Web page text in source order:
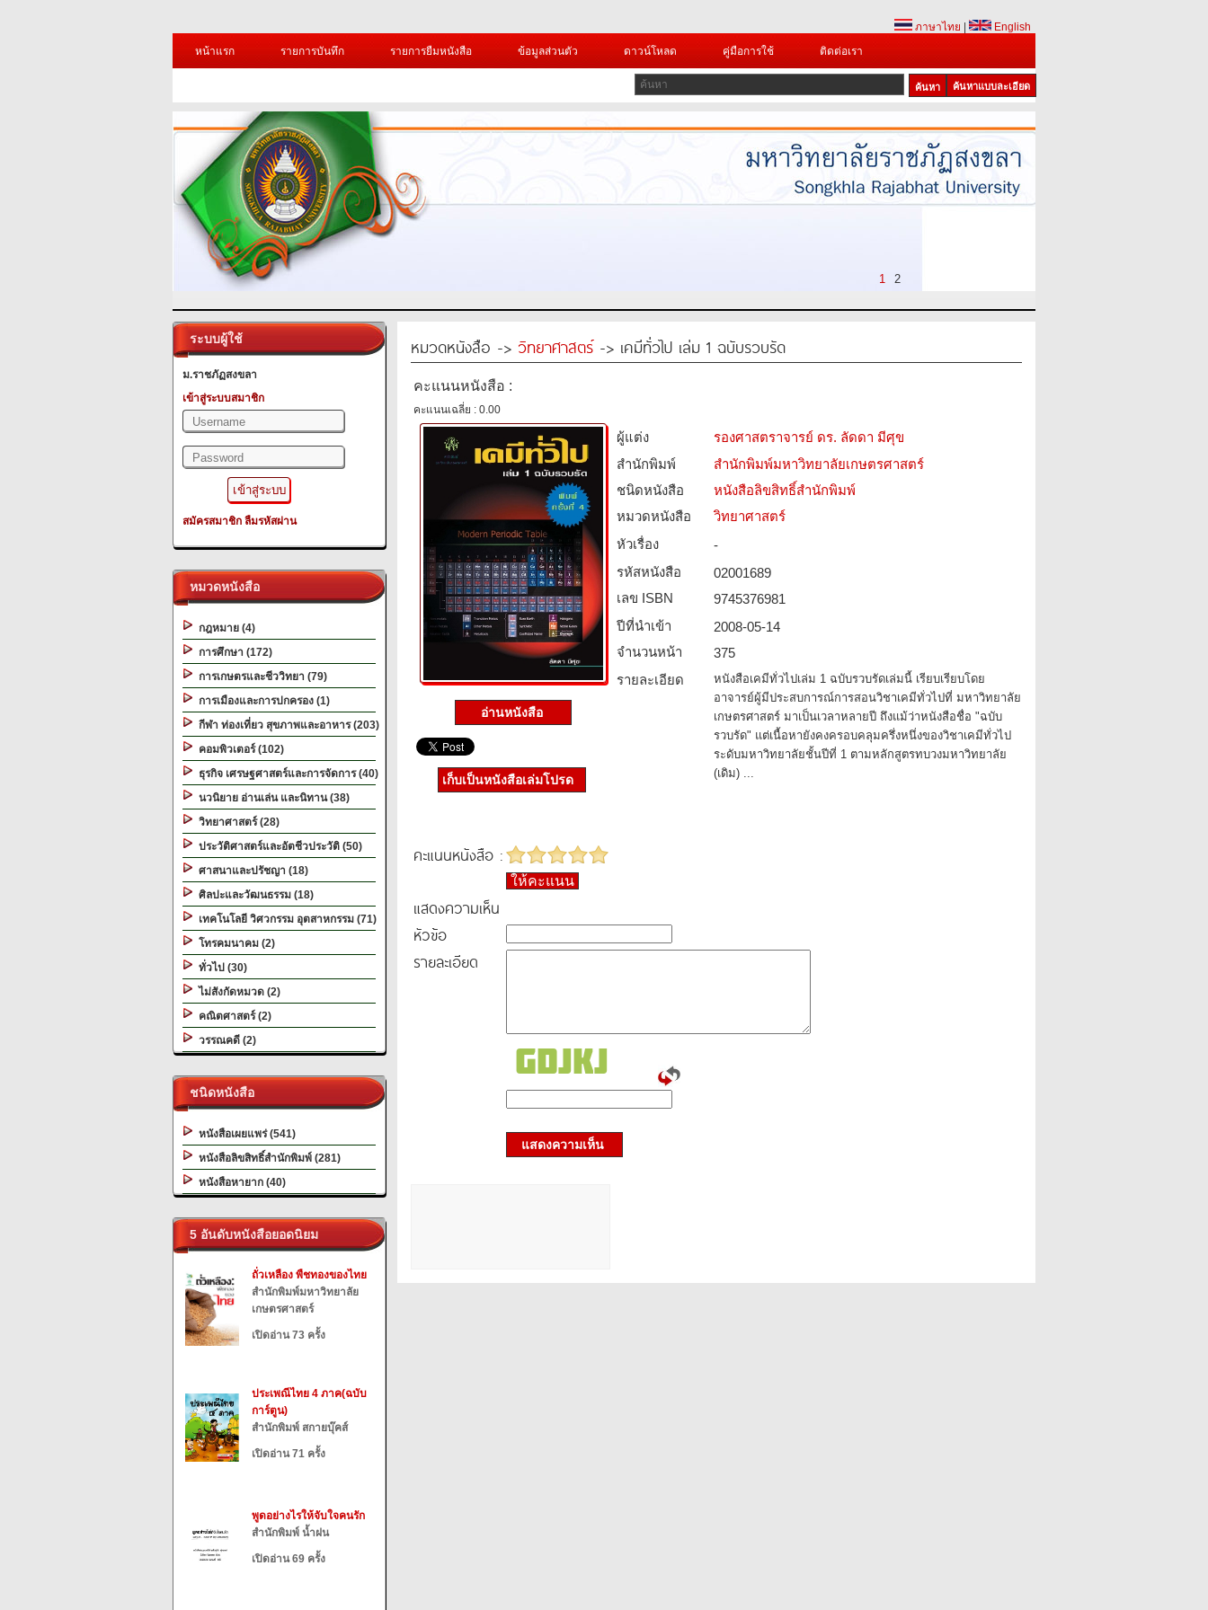
ภาษาไทย
English
หน้าแรก
รายการบันทึก รายการยืมหนังสือ ข้อมูลส่วนตัว ดาวน์โหลด คู่มือการใช้ ติดต่อเรา
ค้นหาแบบละเอียด
1 2
ระบบผู้ใช้
ม.ราชภัฏสงขลา
เข้าสู่ระบบสมาชิก
สมัครสมาชิก ลืมรหัสผ่าน
หมวดหนังสือ
กฎหมาย (4)
การศึกษา (172)
การเกษตรและชีววิทยา (79)
การเมืองและการปกครอง (1)
กีฬา ท่องเที่ยว สุขภาพและอาหาร (203)
คอมพิวเตอร์ (102)
ธุรกิจ เศรษฐศาสตร์และการจัดการ (40)
นวนิยาย อ่านเล่น และนิทาน (38)
วิทยาศาสตร์ (28)
ประวัติศาสตร์และอัตชีวประวัติ (50)
ศาสนาและปรัชญา (18)
ศิลปะและวัฒนธรรม (18)
เทคโนโลยี วิศวกรรม อุตสาหกรรม (71)
โทรคมนาคม (2)
ทั่วไป (30)
ไม่สังกัดหมวด (2)
คณิตศาสตร์ (2)
วรรณคดี (2)
ชนิดหนังสือ
หนังสือเผยแพร่ (541)
หนังสือลิขสิทธิ์สำนักพิมพ์ (281)
หนังสือหายาก (40)
5 อันดับหนังสือยอดนิยม
ถั่วเหลือง พืชทองของไทย
สำนักพิมพ์มหาวิทยาลัย
เกษตรศาสตร์
เปิดอ่าน 73 ครั้ง
ประเพณีไทย 4 ภาค(ฉบับ
การ์ตูน)
สำนักพิมพ์ สกายบุ๊คส์
เปิดอ่าน 71 ครั้ง
พูดอย่างไรให้จับใจคนรัก
สำนักพิมพ์ น้ำฝน
เปิดอ่าน 69 ครั้ง
หมวดหนังสือ -> วิทยาศาสตร์-> เคมีทั่วไป เล่ม 1 ฉบับรวบรัด
คะแนนหนังสือ :
คะแนนเฉลี่ย : 0.00
อ่านหนังสือ
ผู้แต่ง
รองศาสตราจารย์ ดร. ลัดดา มีศุข
สำนักพิมพ์
สำนักพิมพ์มหาวิทยาลัยเกษตรศาสตร์
ชนิดหนังสือ­
หนังสือลิขสิทธิ์สำนักพิมพ์
หมวดหนังสือ­
วิทยาศาสตร์
หัวเรื่อง
-
รหัสหนังสือ­
02001689
เลข ISBN
9745376981
ปีที่นำเข้า
2008-05-14
จำนวนหน้า
375
รายละเอียด
หนังสือเคมีทั่วไปเล่ม 1 ฉบับรวบรัดเล่มนี้ เรียบเรียบโดย
อาจารย์ผู้มีประสบการณ์การสอนวิชาเคมีทั่วไปที่ มหาวิทยาลัย
เกษตรศาสตร์ มาเป็นเวลาหลายปี ถึงแม้ว่าหนังสือชื่อ "ฉบับ
รวบรัด" แต่เนื้อหายังคงครอบคลุมครึ่งหนึ่งของวิชาเคมีทั่วไป
ระดับมหาวิทยาลัยชั้นปีที่ 1 ตามหลักสูตรทบวงมหาวิทยาลัย
(เดิม) ...
เก็บเป็นหนังสือเล่มโปรด
คะแนนหนังสือ :
ให้คะแนน
แสดงความเห็น
หัวข้อ
รายละเอียด
แสดงความเห็น